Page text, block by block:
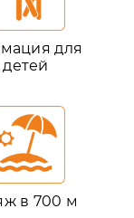
для
детей
в 700 м